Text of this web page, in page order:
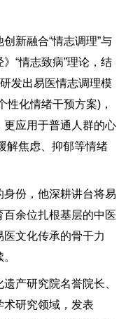
新融合“情志调理”与
“情志致病”理论，结
发出易医情志调理模
性化情绪干预方案)，
应用于普通人群的心
解焦虑、抑郁等情绪
份，他深耕讲台将易
余位扎根基层的中医
文化传承的骨干力
产研究院名誉院长、
研究领域，发表